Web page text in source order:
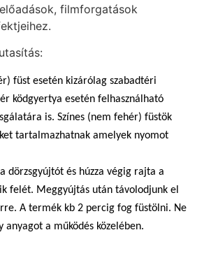
filmforgatások
füst esetén kizárólag szabadtéri
ködgyertya esetén felhasználható
is. Színes (nem fehér) füstök
tartalmazhatnak amelyek nyomot
dörzsgyújtót és húzza végig rajta a
felét. Meggyújtás után távolodjunk el
A termék kb 2 percig fog füstölni. Ne
anyagot a működés közelében.